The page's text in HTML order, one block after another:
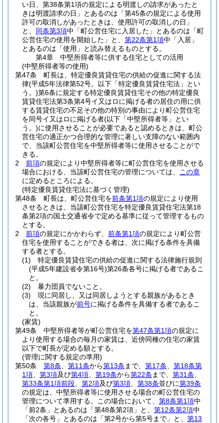
い日、第38条第1項の規定による明渡しの請求があったと
きは明渡請求の日」とあるのは「第45条の規定による使用
許可の取消しがあったときは、使用許可の取消しの日」
と、 同条第3項中「町公営住宅に入居した」とあるのは「町
公営住宅の使用を開始した」と、 第22条第1項中「入居」
とあるのは「使用」と読み替えるものとする。
第4章
中堅所得者等に供する住宅としての活用
(中堅所得者等の使用)
第47条
町長は、特定優良賃貸住宅の供給の促進に関する法
律(平成5年法律第52号。以下「特定優良賃貸住宅法」とい
う。)第6条に規定する特定優良賃貸住宅その他の特定優良
賃貸住宅法第3条第4号イ又はロに掲げる者の居住の用に供
する賃貸住宅の不足その他の特別の事由により町公営住宅
を同号イ又はロに掲げる者(以下「中堅所得者等」とい
う。)に使用させることが必要であると認めるときは、町公
営住宅の適正かつ合理的な管理に著しい支障のない範囲内
で、当該町公営住宅を中堅所得者等に使用させることがで
きる。
2
前項の規定により中堅所得者等に町公営住宅を使用させる
場合における、当該町公営住宅の管理については、
この章
に定めるところによる。
(特定優良賃貸住宅法に基づく管理)
第48条
町長は、町公営住宅を前条第1項の規定により使用
させるときは、当該町公営住宅を特定優良賃貸住宅法第18
条第2項の国土交通省令で定める基準に従って管理するもの
とする。
2
前項の規定にかかわらず、 前条第1項の規定により町公営
住宅を使用することができる者は、次に掲げる条件を具備
する者とする。
(1)
特定優良賃貸住宅の供給の促進に関する法律施行規則
(平成5年建設省令第16号)第26条各号に掲げる者であるこ
と。
(2)
暴力団員でないこと。
(3)
現に同居し、又は同居しようとする親族があるとき
は、当該親族が前号に掲げる条件を具備する者であるこ
と。
(家賃)
第49条
中堅所得者等が町公営住宅を第47条第1項の規定に
より使用する場合の毎月の家賃は、近傍同種の住宅の家賃
以下で町長が定める額とする。
(管理に関する規定の準用)
第50条
第8条 第11条から第13条 まで、 第17条
第18条第
1項
第3項及び第4項 第19条から第22条 まで、 第31条
第33条第1項前段
第2項及び第3項 第38条並びに第39条
の規定は、中堅所得者等に使用させる場合の町公営住宅の
管理について準用する。
この場合において、 第8条第1項中
「前2条」とあるのは「第48条第2項」と、 第12条第2項中
「次の各号」とあるのは「第2号から第5号まで」と、 第13